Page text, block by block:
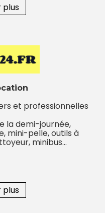
plus
et professionnelles
la demi-journée,
mini-pelle, outils à
minibus…
plus